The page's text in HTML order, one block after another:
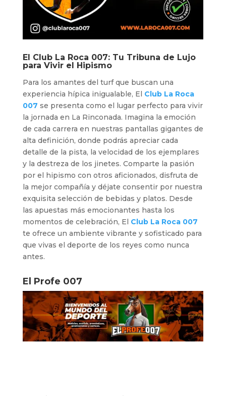
El Club La Roca 007: Tu Tribuna de Lujo
para Vivir el Hipismo
Para los amantes del turf que buscan una
experiencia hípica inigualable, El Club La Roca
007 se presenta como el lugar perfecto para vivir
la jornada en La Rinconada. Imagina la emoción
de cada carrera en nuestras pantallas gigantes de
alta definición, donde podrás apreciar cada
detalle de la pista, la velocidad de los ejemplares
y la destreza de los jinetes. Comparte la pasión
por el hipismo con otros aficionados, disfruta de
la mejor compañía y déjate consentir por nuestra
exquisita selección de bebidas y platos. Desde
las apuestas más emocionantes hasta los
momentos de celebración, El Club La Roca 007
te ofrece un ambiente vibrante y sofisticado para
que vivas el deporte de los reyes como nunca
antes.
El Profe 007